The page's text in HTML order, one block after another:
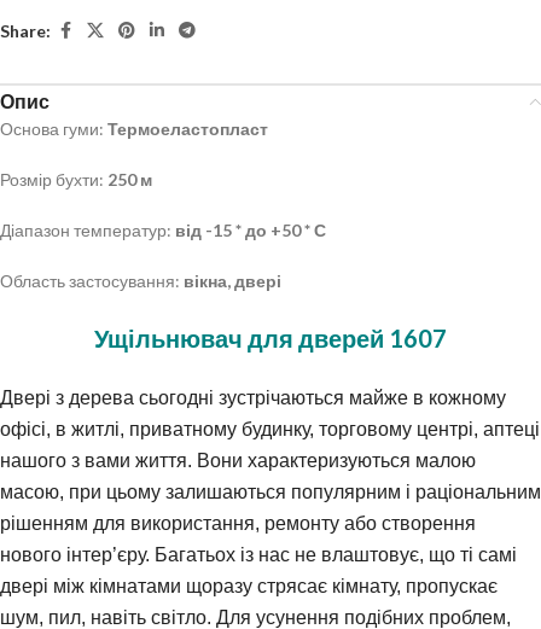
Share:
Опис
Основа гуми: Термоеластопласт
Розмір бухти: 250 м
Діапазон температур: від -15 * до +50 * С
Область застосування: вікна, двері
Ущільнювач для дверей 1607
Двері з дерева сьогодні зустрічаються майже в кожному
офісі, в житлі, приватному будинку, торговому центрі, аптеці
нашого з вами життя. Вони характеризуються малою
масою, при цьому залишаються популярним і раціональним
рішенням для використання, ремонту або створення
нового інтер’єру. Багатьох із нас не влаштовує, що ті самі
двері між кімнатами щоразу стрясає кімнату, пропускає
шум, пил, навіть світло. Для усунення подібних проблем,